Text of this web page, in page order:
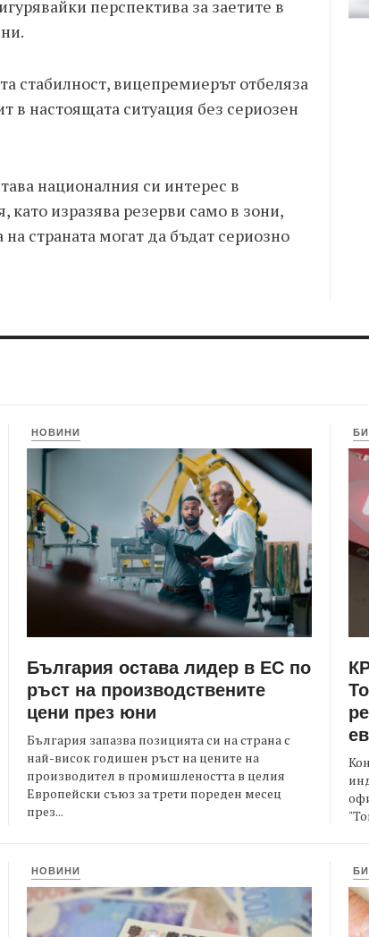
перспектива за заетите в
стабилност, вицепремиерът отбеляза
в настоящата ситуация без сериозен
националния си интерес в
като изразява резерви само в зони,
страната могат да бъдат сериозно
НОВИНИ
България остава лидер в ЕС по
ръст на производствените
цени през юни
България запазва позицията си на страна с
най-висок годишен ръст на цените на
производител в промишлеността в целия
Европейски съюз за трети пореден месец
през...
НОВИНИ